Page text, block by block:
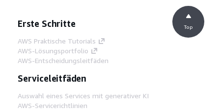
Erste Schritte
AWS Praktische Tutorials
AWS-Lösungsportfolio
AWS-Entscheidungsleitfäden
Serviceleitfäden
Auswahl eines Services mit generativer KI
AWS-Servicerichtlinien
Top